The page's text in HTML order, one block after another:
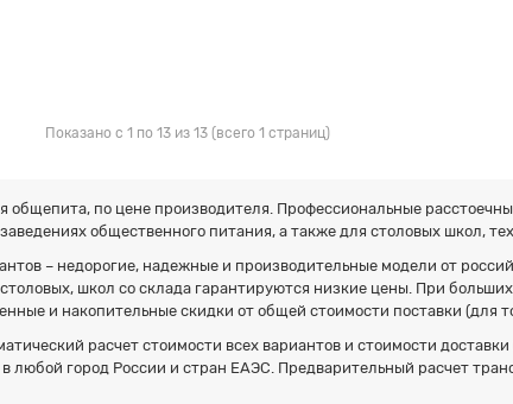
Показано с 1 по 13 из 13 (всего 1 страниц)
по цене производителя. Профессиональные
общественного питания, а также для столовых школ,
– недорогие, надежные и производительные модели от
школ со склада гарантируются низкие цены. При
и накопительные скидки от общей стоимости поставки (для
расчет стоимости всех вариантов и стоимости
любой город России и стран ЕАЭС. Предварительный расчет